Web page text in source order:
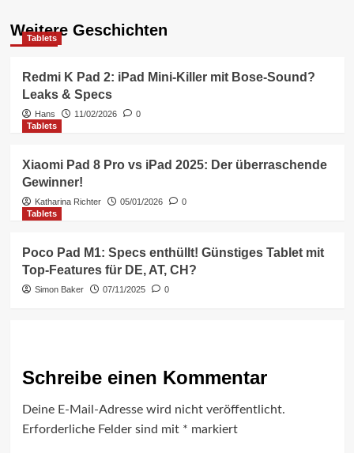
Weitere Geschichten
Tablets
Redmi K Pad 2: iPad Mini-Killer mit Bose-Sound?
Leaks & Specs
Hans 11/02/2026
0
Tablets
Xiaomi Pad 8 Pro vs iPad 2025: Der überraschende
Gewinner!
Katharina Richter 05/01/2026
0
Tablets
Poco Pad M1: Specs enthüllt! Günstiges Tablet mit
Top-Features für DE, AT, CH?
Simon Baker 07/11/2025 0
Schreibe einen Kommentar
Deine E-Mail-Adresse wird nicht veröffentlicht.
Erforderliche Felder sind mit * markiert